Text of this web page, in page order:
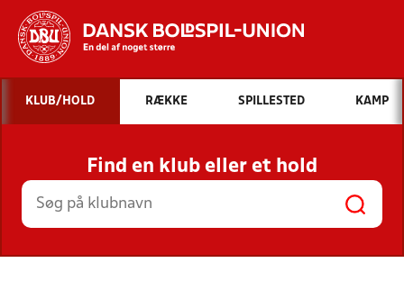
Hvad vil du søge efter?
INDHOLD OG NYHEDER
STILLINGER, RESULTATER, KLUBBER OG
HOLD
KLUB/HOLD RÆKKE SPILLESTED KAMP
Find en klub eller et hold